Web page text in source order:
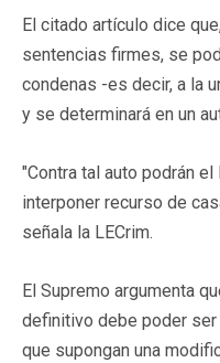
El citado artículo dice
sentencias firmes, se
condenas -es decir, a la
y se determinará en un
"Contra tal auto podrán
interponer recurso de
señala la LECrim.
El Supremo argumenta
definitivo debe poder
que supongan una